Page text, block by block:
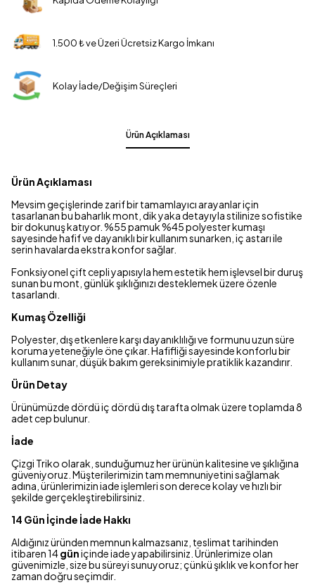
1.500 ₺ ve Üzeri Ücretsiz Kargo İmkanı
Kolay İade/Değişim Süreçleri
Ürün Açıklaması
Ürün Açıklaması
Mevsim geçişlerinde zarif bir tamamlayıcı arayanlar için
tasarlanan bu baharlık mont, dik yaka detayıyla stilinize sofistike
bir dokunuş katıyor. %55 pamuk %45 polyester kumaşı
sayesinde hafif ve dayanıklı bir kullanım sunarken, iç astarı ile
serin havalarda ekstra konfor sağlar.
Fonksiyonel çift cepli yapısıyla hem estetik hem işlevsel bir duruş
sunan bu mont, günlük şıklığınızı desteklemek üzere özenle
tasarlandı.
Kumaş Özelliği
Polyester, dış etkenlere karşı dayanıklılığı ve formunu uzun süre
koruma yeteneğiyle öne çıkar. Hafifliği sayesinde konforlu bir
kullanım sunar, düşük bakım gereksinimiyle pratiklik kazandırır.
Ürün Detay
Ürünümüzde dördü iç dördü dış tarafta olmak üzere toplamda 8
adet cep bulunur.
İade
Çizgi Triko olarak, sunduğumuz her ürünün kalitesine ve şıklığına
güveniyoruz. Müşterilerimizin tam memnuniyetini sağlamak
adına, ürünlerimizin iade işlemleri son derece kolay ve hızlı bir
şekilde gerçekleştirebilirsiniz.
14 Gün İçinde İade Hakkı
Aldığınız üründen memnun kalmazsanız, teslimat tarihinden
itibaren 14güniçinde iade yapabilirsiniz. Ürünlerimize olan
güvenimizle, size bu süreyi sunuyoruz; çünkü şıklık ve konfor her
zaman doğru seçimdir.